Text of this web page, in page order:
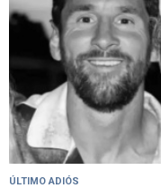
ÚLTIMO ADIÓS